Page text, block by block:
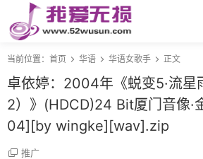
当前位置： 首页 华语 华语女歌手 正文
卓依婷：2004年《蜕变5·流星
2）》(HDCD)24 Bit厦门音像
04][by wingke][wav].zip
推广